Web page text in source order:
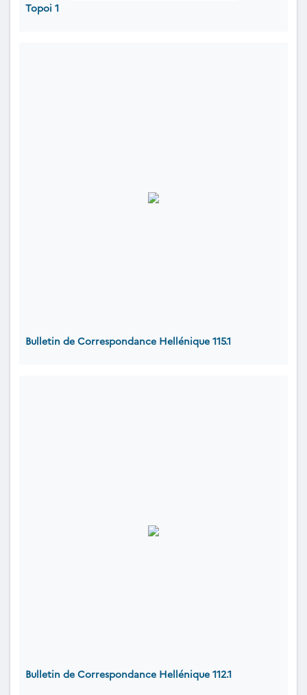
Topoi 1
Bulletin de Correspondance Hellénique 115.1
Bulletin de Correspondance Hellénique 112.1